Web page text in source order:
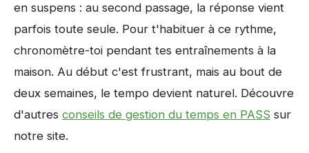
en suspens : au second passage, la réponse vient
parfois toute seule. Pour t'habituer à ce rythme,
chronomètre-toi pendant tes entraînements à la
maison. Au début c'est frustrant, mais au bout de
deux semaines, le tempo devient naturel. Découvre
d'autres conseils de gestion du temps en PASS sur
notre site.